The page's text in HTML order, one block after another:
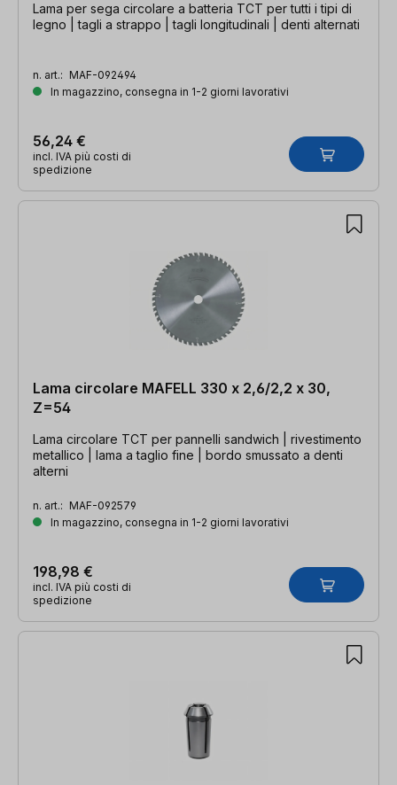
Lama per sega circolare a batteria TCT per tutti i tipi di
legno | tagli a strappo | tagli longitudinali | denti alternati
n. art.: MAF-092494
In magazzino, consegna in 1-2 giorni lavorativi
56,24 €
incl. IVA più costi di
spedizione
Lama circolare MAFELL 330 x 2,6/2,2 x 30,
Z=54
Lama circolare TCT per pannelli sandwich | rivestimento
metallico | lama a taglio fine | bordo smussato a denti
alterni
n. art.: MAF-092579
In magazzino, consegna in 1-2 giorni lavorativi
198,98 €
incl. IVA più costi di
spedizione